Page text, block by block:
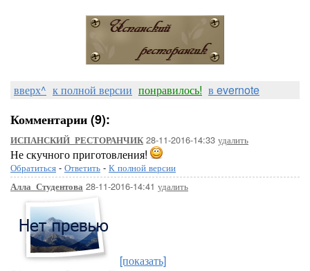
вверх^ к полной версии понравилось! в evernote
Комментарии (9):
ИСПАНСКИЙ_РЕСТОРАНЧИК28-11-2016-14:33 удалить
Не скучного приготовления!
Обратиться - Ответить - К полной версии
Алла_Студентова 28-11-2016-14:41 удалить
[показать]